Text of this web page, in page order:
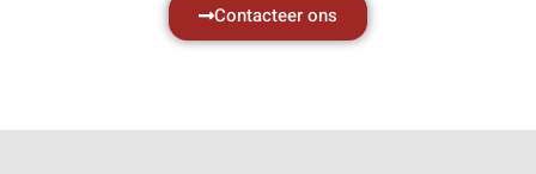
Contacteer ons